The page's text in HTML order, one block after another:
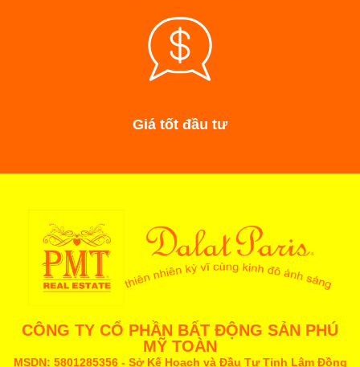
Giá tốt đầu tư
CÔNG TY CỔ PHẦN BẤT ĐỘNG SẢN PHÚ
MỸ TOÀN
MSDN: 5801285356 - Sở Kế Hoạch và Đầu Tư Tỉnh Lâm Đồng